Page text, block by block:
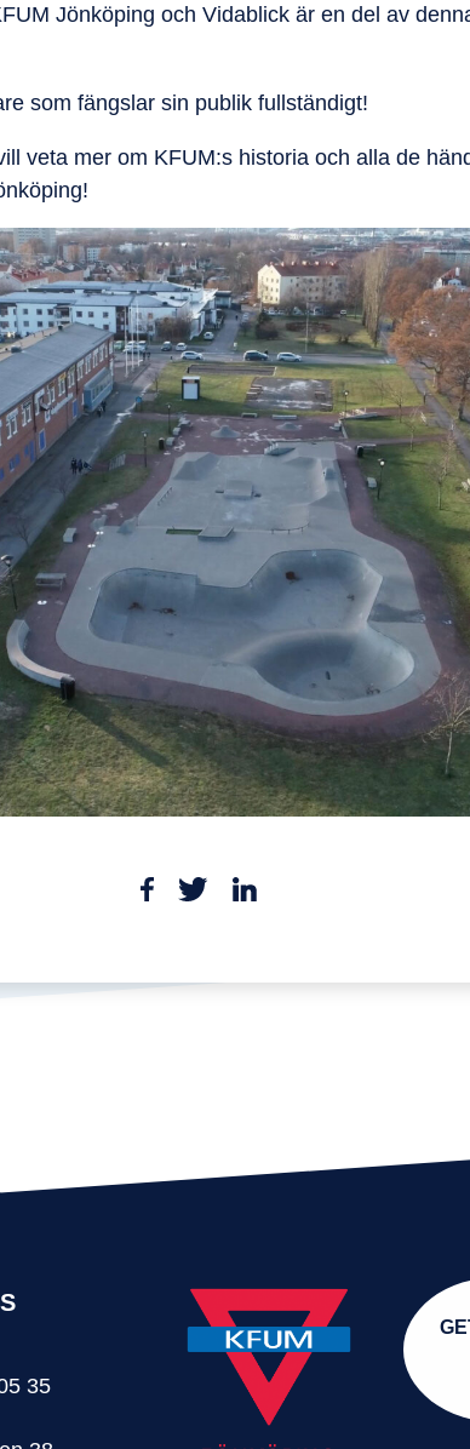
Jönköping och Vidablick är en del av
som fängslar sin publik fullständigt!
veta mer om KFUM:s historia och alla de
35